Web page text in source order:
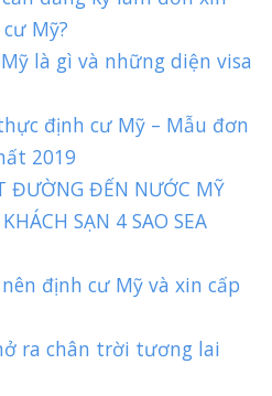
Mỹ?
là gì và những diện visa
định cư Mỹ – Mẫu đơn
2019
ĐƯỜNG ĐẾN NƯỚC MỸ
SẠN 4 SAO SEA
định cư Mỹ và xin cấp
ra chân trời tương lai